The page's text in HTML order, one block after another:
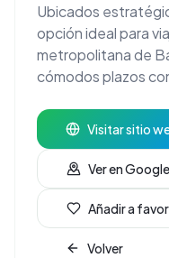
Ubicados
opción ideal para
metropolitana de
cómodos plazos
Visitar sitio
Ver en
Añadir a
Volver